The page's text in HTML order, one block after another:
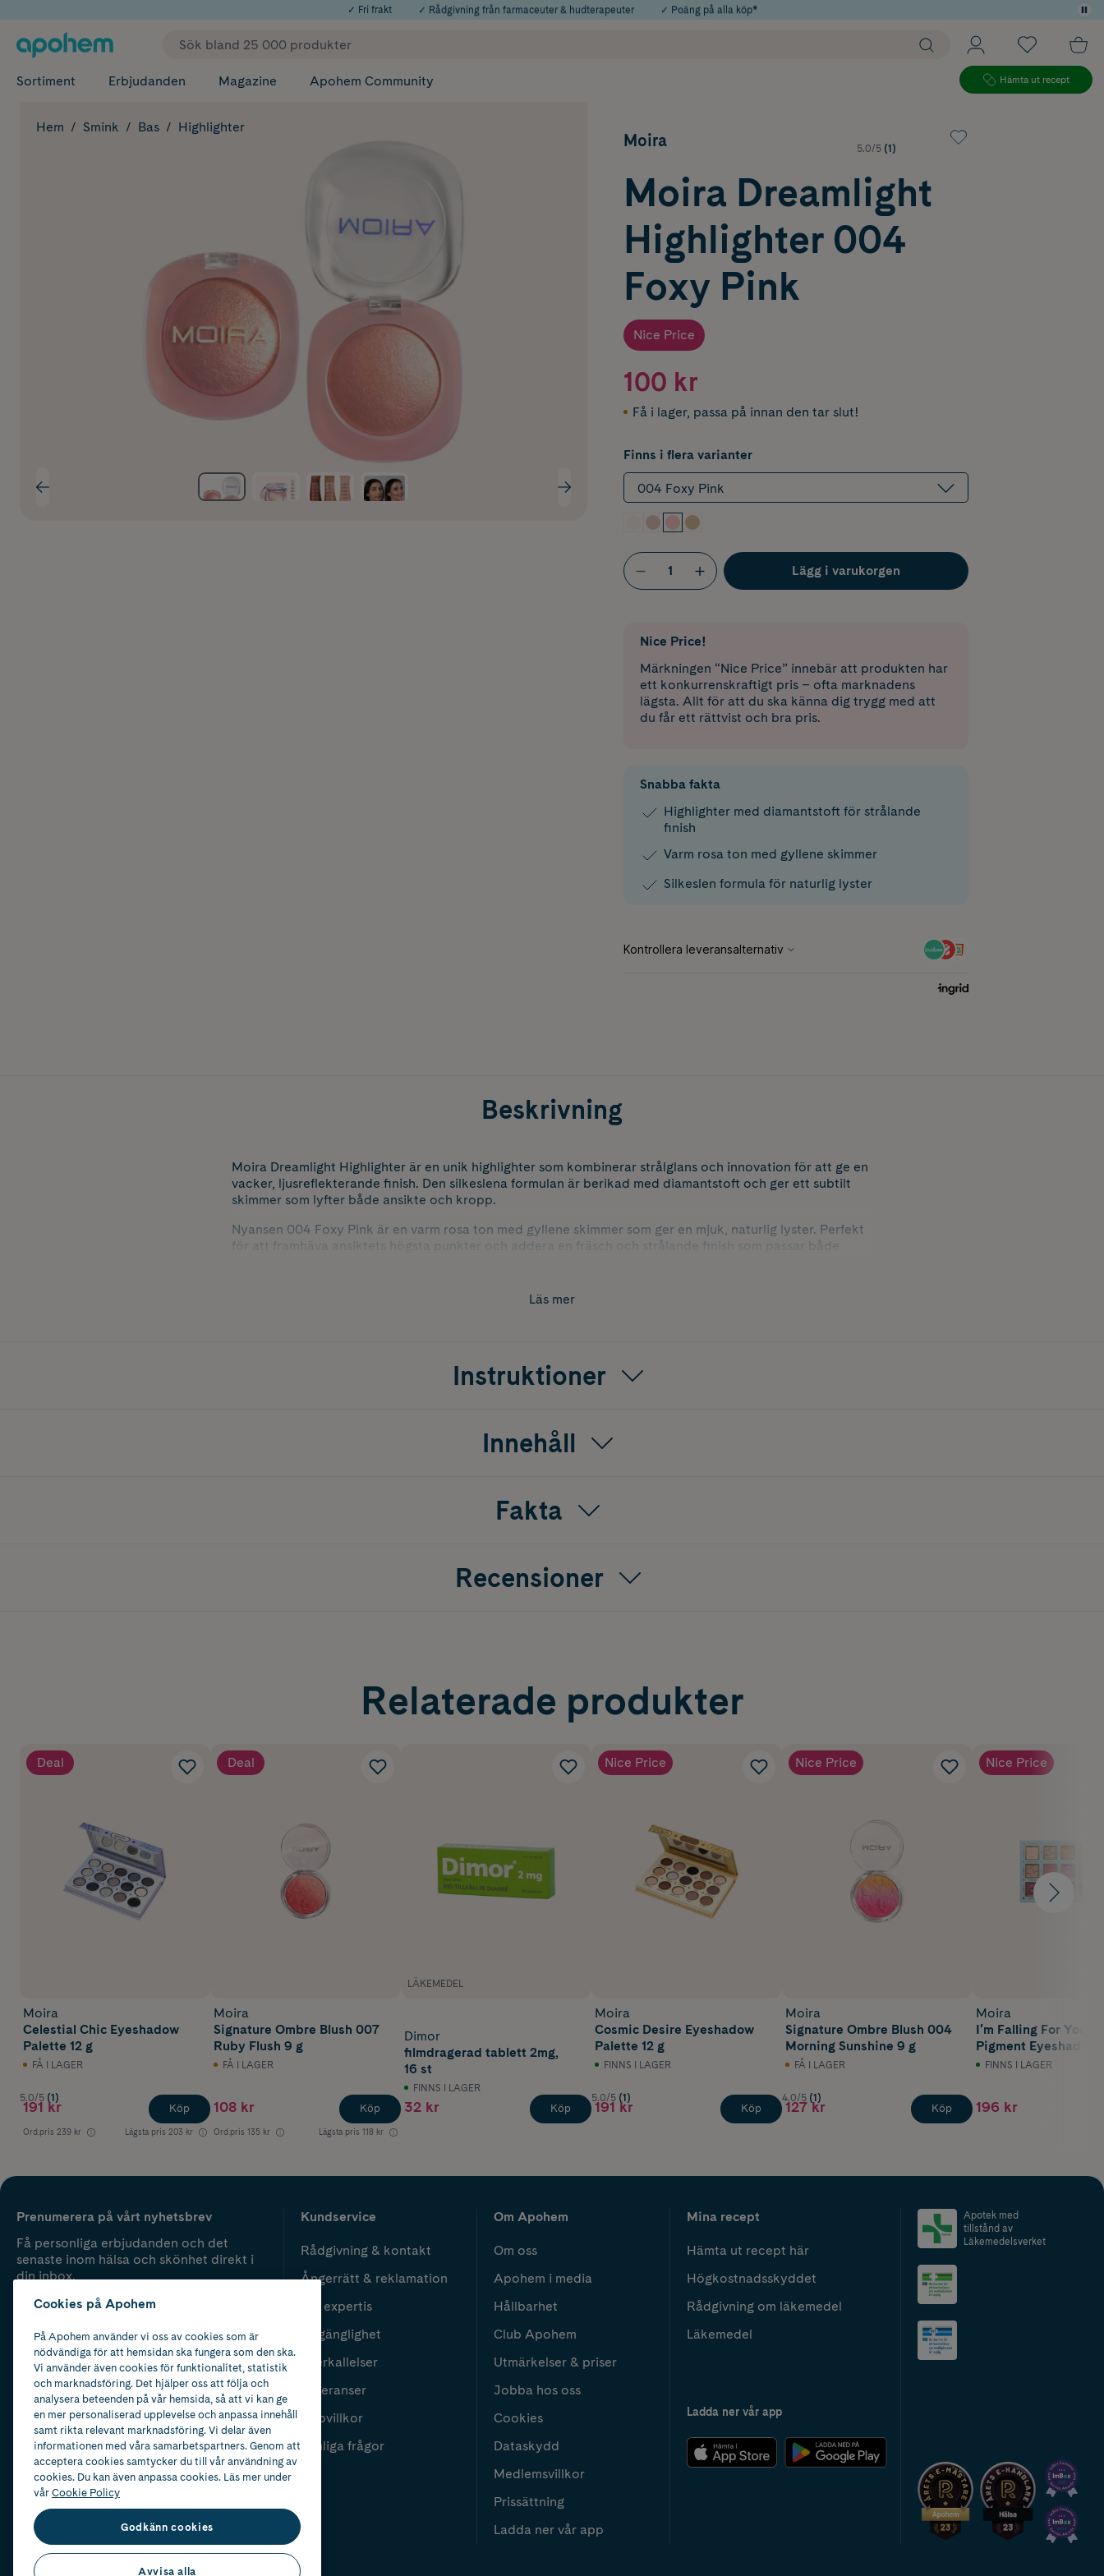
✓ Fri frakt ✓ Rådgivning från farmaceuter & hudterapeuter ✓ Poäng på alla köp*
Sortiment Erbjudanden Magazine Apohem Community Hämta ut recept
Hem Smink Bas Highlighter
Moira 5.0/5 (1)
Moira Dreamlight
Highlighter 004
Foxy Pink
Nice Price
100 kr
Få i lager, passa på innan den tar slut!
Finns i flera varianter
004 Foxy Pink
Lägg i varukorgen
Nice Price!
Märkningen “Nice Price” innebär att produkten har
ett konkurrenskraftigt pris – ofta marknadens
lägsta. Allt för att du ska känna dig trygg med att
du får ett rättvist och bra pris.
Snabba fakta
Highlighter med diamantstoft för strålande
finish
Varm rosa ton med gyllene skimmer
Silkeslen formula för naturlig lyster
Beskrivning
Moira Dreamlight Highlighter är en unik highlighter som kombinerar strålglans och innovation för att ge en
vacker, ljusreflekterande finish. Den silkeslena formulan är berikad med diamantstoft och ger ett subtilt
skimmer som lyfter både ansikte och kropp.
Nyansen 004 Foxy Pink är en varm rosa ton med gyllene skimmer som ger en mjuk, naturlig lyster. Perfekt
för att framhäva ansiktets högsta punkter och addera en fräsch och strålande finish som passar både
Läs mer
Instruktioner
Innehåll
Fakta
Recensioner
Relaterade produkter
Deal
Moira
Celestial Chic Eyeshadow
Palette 12 g
FÅ I LAGER
5.0/5 (1)
191 kr
Ord.pris 239 kr Lägsta pris 203 kr
Köp
Deal
Moira
Signature Ombre Blush 007
Ruby Flush 9 g
FÅ I LAGER
108 kr
Ord.pris 135 kr Lägsta pris 118 kr
Köp
LÄKEMEDEL
Dimor
filmdragerad tablett 2mg,
16 st
FINNS I LAGER
32 kr Köp
Nice Price
Moira
Cosmic Desire Eyeshadow
Palette 12 g
FINNS I LAGER
5.0/5 (1)
191 kr Köp
Nice Price
Moira
Signature Ombre Blush 004
Morning Sunshine 9 g
FÅ I LAGER
4.0/5 (1)
127 kr Köp
Nice Price
Moira
I′m Falling For You
Pigment Eyeshadow
FINNS I LAGER
196 kr
Prenumerera på vårt nyhetsbrev
Få personliga erbjudanden och det
senaste inom hälsa och skönhet direkt i
din inbox.
Kundservice
Rådgivning & kontakt
Ångerrätt & reklamation
Vår expertis
Tillgänglighet
Återkallelser
Leveranser
Köpvillkor
Vanliga frågor
Om Apohem
Om oss
Apohem i media
Hållbarhet
Club Apohem
Utmärkelser & priser
Jobba hos oss
Cookies
Dataskydd
Medlemsvillkor
Prissättning
Ladda ner vår app
Mina recept
Hämta ut recept här
Högkostnadsskyddet
Rådgivning om läkemedel
Läkemedel
Ladda ner vår app
Apotek med
tillstånd av
Läkemedelsverket
2024
Cookies på Apohem
På Apohem använder vi oss av cookies som är
nödvändiga för att hemsidan ska fungera som den ska.
Vi använder även cookies för funktionalitet, statistik
och marknadsföring. Det hjälper oss att följa och
analysera beteenden på vår hemsida, så att vi kan ge
en mer personaliserad upplevelse och anpassa innehåll
samt rikta relevant marknadsföring. Vi delar även
informationen med våra samarbetspartners. Genom att
acceptera cookies samtycker du till vår användning av
cookies. Du kan även anpassa cookies. Läs mer under
vårCookie Policy
Godkänn cookies
Avvisa alla